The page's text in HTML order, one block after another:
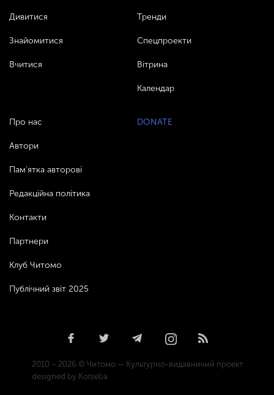
Дивитися
Знайомитися
Вчитися
Тренди
Спецпроекти
Вітрина
Календар
Про нас
Автори
Пам’ятка авторові
Редакційна політика
Контакти
Партнери
Клуб Читомо
Публічний звіт 2025
DONATE
2010 – 2026 © Читомо — Культурно-видавничий проект
designed by Kotseba